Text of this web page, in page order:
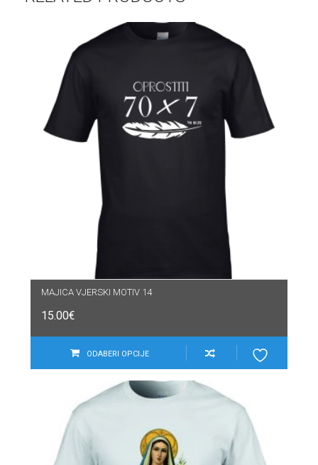
MAJICA VJERSKI MOTIV 14
15.00€
ODABERI OPCIJE